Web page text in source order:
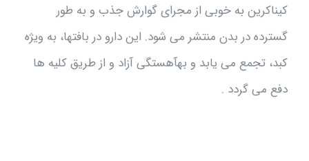
کیناکرین به خوبی از مجرای گوارش جذب و به طور
گسترده در بدن منتشر می شود. این دارو در بافتها، به ویژه
کبد، تجمع می یابد و بهآهستگی آزاد و از طریق کلیه ها
دفع می گردد .